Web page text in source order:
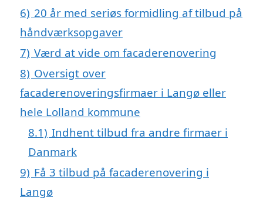
6) 20 år med seriøs formidling af tilbud på
håndværksopgaver
7) Værd at vide om facaderenovering
8) Oversigt over
facaderenoveringsfirmaer i Langø eller
hele Lolland kommune
8.1) Indhent tilbud fra andre firmaer i
Danmark
9) Få 3 tilbud på facaderenovering i
Langø